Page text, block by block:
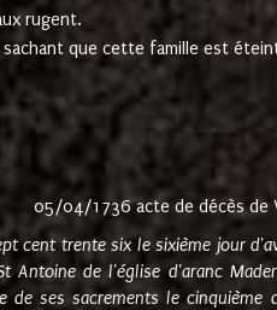
rugent.
que cette famille est
05/04/1736 acte de décès de
cent trente six le sixième jour
Antoine de l'église d'aranc
de ses sacrements le